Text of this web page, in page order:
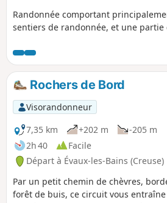
Randonnée comportant
sentiers de randonnée, et une
Rochers de Bord
Visorandonneur
7,35 km
+202 m
-205 m
2h 40
Facile
Départ à Évaux-les-Bains (Creuse)
Par un petit chemin de chèvres,
forêt de buis, ce circuit vous